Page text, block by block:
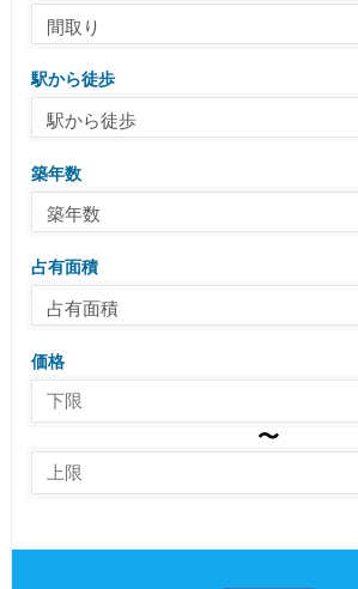
間取り
駅から徒歩
駅から徒歩
築年数
築年数
占有面積
占有面積
価格
〜